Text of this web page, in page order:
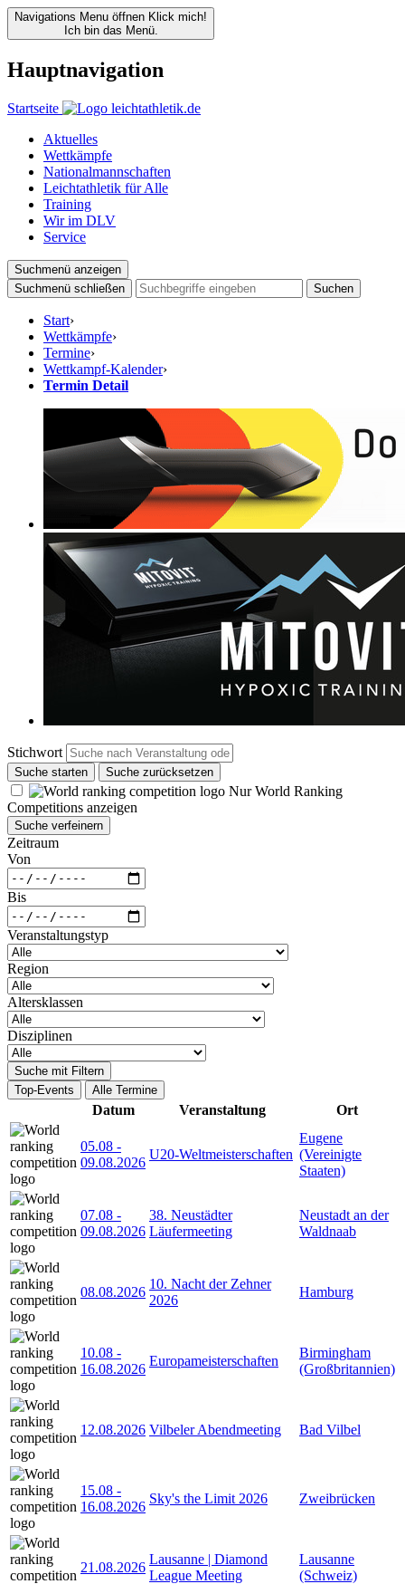
Navigations Menu öffnen Klick mich!
Ich bin das Menü.
Hauptnavigation
Startseite
Aktuelles
Wettkämpfe
Nationalmannschaften
Leichtathletik für Alle
Training
Wir im DLV
Service
Suchmenü anzeigen
Suchmenü schließen
Suchen
Start›
Wettkämpfe›
Termine›
Wettkampf-Kalender›
Termin Detail
Stichwort
Suche starten Suche zurücksetzen
Nur World Ranking
Competitions anzeigen
Suche verfeinern
Zeitraum
Von
Bis
Veranstaltungstyp
Region
Altersklassen
Disziplinen
Suche mit Filtern
Top-Events
Alle Termine
Datum Veranstaltung Ort
05.08 -
09.08.2026
U20-Weltmeisterschaften
Eugene
(Vereinigte
Staaten)
07.08 -
09.08.2026
38. Neustädter
Läufermeeting
Neustadt an der
Waldnaab
08.08.2026
10. Nacht der Zehner
2026
Hamburg
10.08 -
16.08.2026
Europameisterschaften
Birmingham
(Großbritannien)
12.08.2026 Vilbeler Abendmeeting Bad Vilbel
15.08 -
16.08.2026
Sky's the Limit 2026 Zweibrücken
21.08.2026
Lausanne | Diamond
League Meeting
Lausanne
(Schweiz)